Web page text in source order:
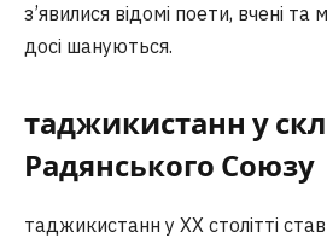
з’явилися відомі поети, вчені та
досі шануються.
таджикистанн у
Радянського Союзу
таджикистанн у XX столітті